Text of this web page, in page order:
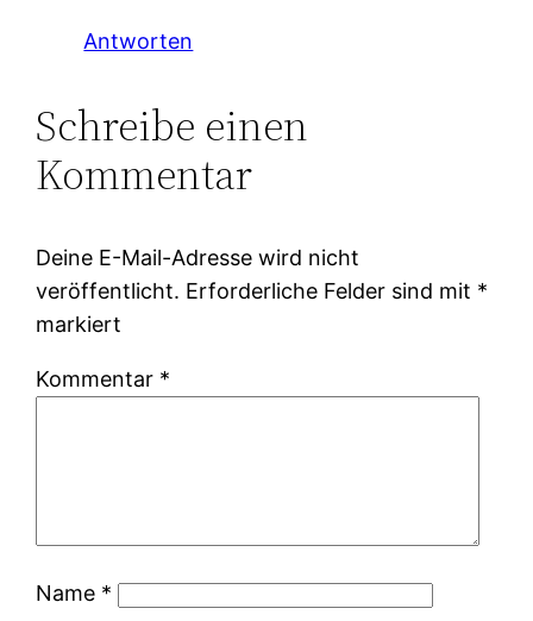
Antworten
Schreibe einen
Kommentar
Deine E-Mail-Adresse wird nicht
veröffentlicht. Erforderliche Felder sind mit *
markiert
Kommentar *
Name *